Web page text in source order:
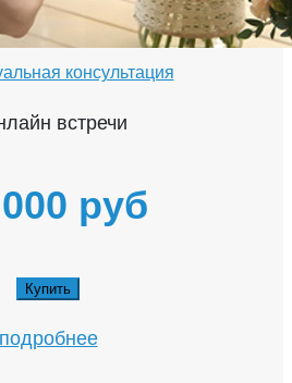
консультация
встречи
руб
Купить
подробнее